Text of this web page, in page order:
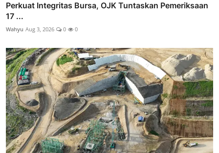
Perkuat Integritas Bursa, OJK Tuntaskan Pemeriksaan
17 ...
Wahyu Aug 3, 2026 0 0